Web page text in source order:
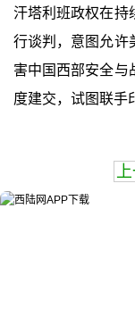
汗塔利班政权在持
行谈判，意图允许
害中国西部安全与
度建交，试图联手